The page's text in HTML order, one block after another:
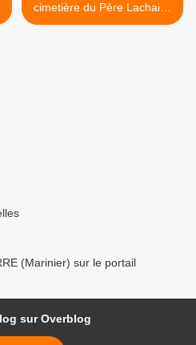
cimetière du Père Lachaise
- Laurence Serre >
(Marinier) sur le portail
sur Overblog